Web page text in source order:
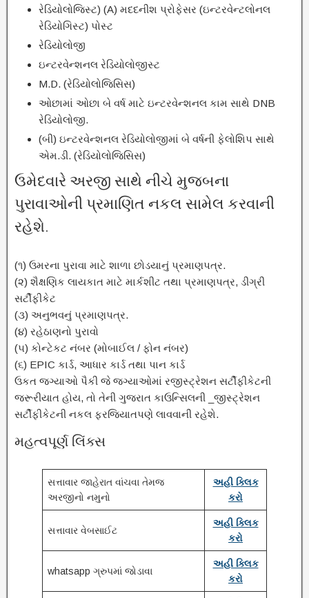
રેડિયોલોજિસ્ટ) (A) મદદનીશ પ્રોફેસર (ઇન્ટરવેન્ટલોનલ
રેડિયોગિસ્ટ) પોસ્ટ
રેડિયોલોજી
ઇન્ટરવેન્શનલ રેડિયોલોજીસ્ટ
M.D. (રેડિયોલોજિસિસ)
ઓછામાં ઓછા બે વર્ષ માટે ઇન્ટરવેન્શનલ કામ સાથે DNB
રેડિયોલોજી.
(બી) ઇન્ટરવેન્શનલ રેડિયોલોજીમાં બે વર્ષની ફેલોશિપ સાથે
એમ.ડી. (રેડિયોલોજિસિસ)
ઉમેદવારે અરજી સાથે નીચે મુજબના
પુરાવાઓની પ્રમાણિત નકલ સામેલ કરવાની
રહેશે.
(૧) ઉમરના પુરાવા માટે શાળા છોડયાનું પ્રમાણપત્ર.
(૨) શૈક્ષણિક લાયકાત માટે માર્કશીટ તથા પ્રમાણપત્ર, ડીગ્રી
સર્ટીફીકેટ
(૩) અનુભવનું પ્રમાણપત્ર.
(૪) રહેઠાણનો પુરાવો
(૫) કોન્ટેકટ નંબર (મોબાઈલ / ફોન નંબર)
(૬) EPIC કાર્ડ, આધાર કાર્ડ તથા પાન કાર્ડ
ઉકત જગ્યાઓ પૈકી જે જગ્યાઓમાં રજીસ્ટ્રેશન સર્ટીફીકેટની
જરૂરીયાત હોય, તો તેની ગુજરાત કાઉન્સિલની _જીસ્ટ્રેશન
સર્ટીફીકેટની નકલ ફરજિયાતપણે લાવવાની રહેશે.
મહત્વપૂર્ણ લિંક્સ
સત્તાવાર જાહેરાત વાંચવા તેમજ
અરજીનો નમુનો
અહી ક્લિક
કરો
સત્તાવાર વેબસાઈટ
અહી ક્લિક
કરો
whatsapp ગ્રુપમાં જોડાવા
અહી ક્લિક
કરો